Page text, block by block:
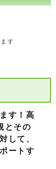
す
す！高
とその
して、
ートす